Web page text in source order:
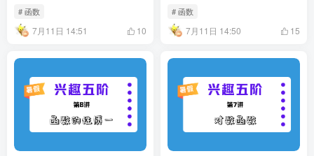
# 函数
7月11日 14:51 10
# 函数
7月11日 14:50 15